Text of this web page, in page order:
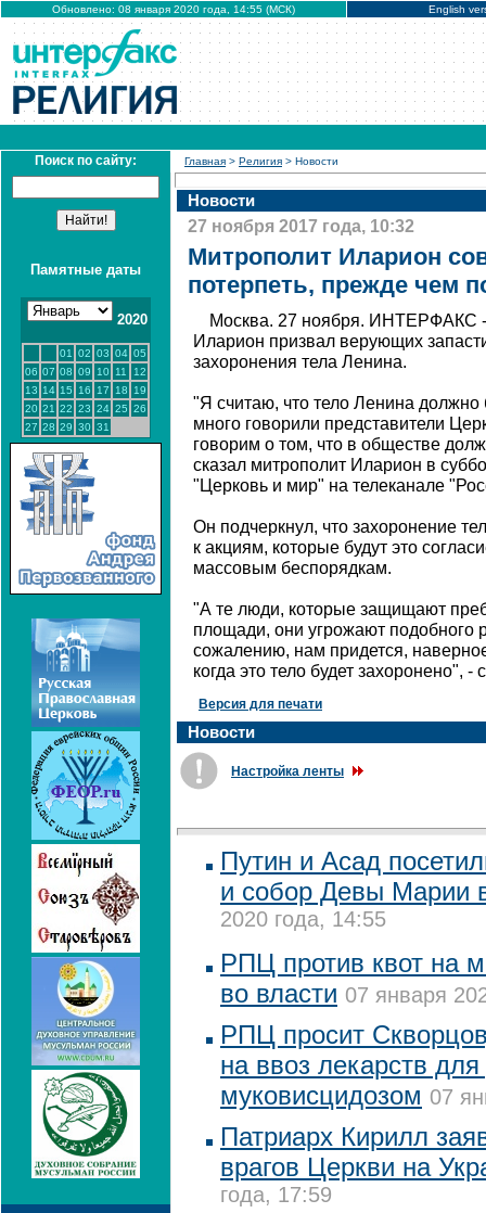
Обновлено: 08 января 2020 года, 14:55 (МСК) English
Поиск по сайту:
Памятные даты
2020
01 02 03 04 05
06 07 08 09 10 11
12
13 14 15 16 17 18
19
20 21 22 23 24 25 26
27 28 29 30 31
Главная > Религия > Новости
Новости
27 ноября 2017 года, 10:32
Митрополит Иларион
потерпеть, прежде чем
Москва. 27 ноября. ИНТЕРФАКС
Иларион призвал верующих
захоронения тела Ленина.
"Я считаю, что тело Ленина должно
много говорили представители
говорим о том, что в обществе
сказал митрополит Иларион в
"Церковь и мир" на телеканале
Он подчеркнул, что захоронение
к акциям, которые будут это
массовым беспорядкам.
"А те люди, которые защищают
площади, они угрожают подобного
сожалению, нам придется,
когда это тело будет захоронено",
Версия для печати
Новости
Настройка ленты
Путин и Асад
и собор Девы Марии
2020 года, 14:55
РПЦ против квот на
во власти 07 января
РПЦ просит
на ввоз лекарств для
муковисцидозом 07
Патриарх Кирилл
врагов Церкви на
года, 17:59